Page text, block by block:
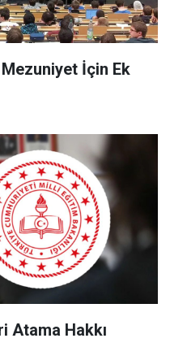
İçin Ek
Atama Hakkı